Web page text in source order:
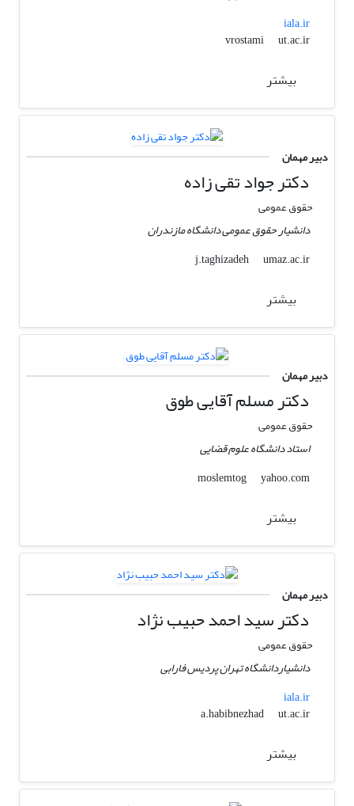
iala.ir
vrostami
ut.ac.ir
بیشتر
دبیر مهمان
دکتر جواد تقی زاده
حقوق عمومی
دانشیار حقوق عمومی دانشگاه مازندران
j.taghizadeh
umaz.ac.ir
بیشتر
دبیر مهمان
دکتر مسلم آقایی طوق
حقوق عمومی
استاد دانشگاه علوم قضایی
moslemtog
yahoo.com
بیشتر
دبیر مهمان
دکتر سید احمد حبیب نژاد
حقوق عمومی
دانشیاردانشگاه تهران پردیس فارابی
iala.ir
a.habibnezhad
ut.ac.ir
بیشتر